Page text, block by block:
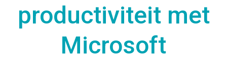
productiviteit met
Microsoft